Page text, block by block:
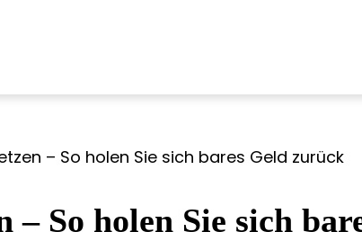
– So holen Sie sich bares Geld zurück
– So holen Sie sich